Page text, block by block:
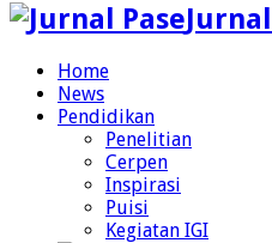
Home
News
Pendidikan
Penelitian
Cerpen
Inspirasi
Puisi
Kegiatan IGI